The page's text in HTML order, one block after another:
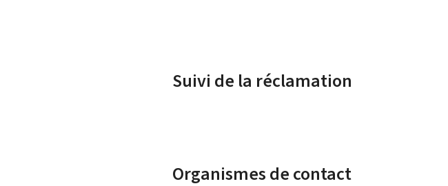
Suivi de la réclamation
Organismes de contact